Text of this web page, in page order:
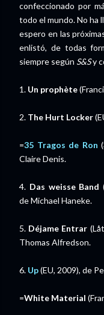
confeccionado por
todo el mundo. No ha
espero en las
enlistó, de todas
siempre según S&Sy
1. Un prophète
2. The Hurt Locker
=35 Tragos de Ron
Claire Denis.
4. Das weisse Band
de Michael Haneke.
5. Déjame Entrar
Thomas Alfredson.
6. Up(EU, 2009), de
=White Material